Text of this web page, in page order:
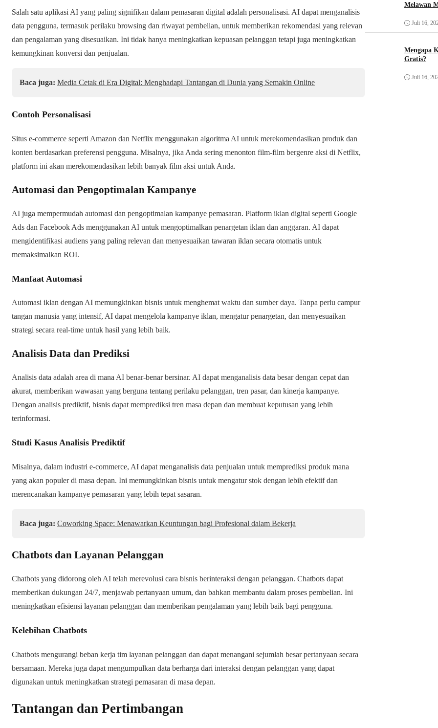
Salah satu aplikasi AI yang paling signifikan dalam pemasaran digital adalah personalisasi. AI dapat menganalisis
data pengguna, termasuk perilaku browsing dan riwayat pembelian, untuk memberikan rekomendasi yang relevan
dan pengalaman yang disesuaikan. Ini tidak hanya meningkatkan kepuasan pelanggan tetapi juga meningkatkan
kemungkinan konversi dan penjualan.
Baca juga: Media Cetak di Era Digital: Menghadapi Tantangan di Dunia yang Semakin Online
Contoh Personalisasi
Situs e-commerce seperti Amazon dan Netflix menggunakan algoritma AI untuk merekomendasikan produk dan
konten berdasarkan preferensi pengguna. Misalnya, jika Anda sering menonton film-film bergenre aksi di Netflix,
platform ini akan merekomendasikan lebih banyak film aksi untuk Anda.
Automasi dan Pengoptimalan Kampanye
AI juga mempermudah automasi dan pengoptimalan kampanye pemasaran. Platform iklan digital seperti Google
Ads dan Facebook Ads menggunakan AI untuk mengoptimalkan penargetan iklan dan anggaran. AI dapat
mengidentifikasi audiens yang paling relevan dan menyesuaikan tawaran iklan secara otomatis untuk
memaksimalkan ROI.
Manfaat Automasi
Automasi iklan dengan AI memungkinkan bisnis untuk menghemat waktu dan sumber daya. Tanpa perlu campur
tangan manusia yang intensif, AI dapat mengelola kampanye iklan, mengatur penargetan, dan menyesuaikan
strategi secara real-time untuk hasil yang lebih baik.
Analisis Data dan Prediksi
Analisis data adalah area di mana AI benar-benar bersinar. AI dapat menganalisis data besar dengan cepat dan
akurat, memberikan wawasan yang berguna tentang perilaku pelanggan, tren pasar, dan kinerja kampanye.
Dengan analisis prediktif, bisnis dapat memprediksi tren masa depan dan membuat keputusan yang lebih
terinformasi.
Studi Kasus Analisis Prediktif
Misalnya, dalam industri e-commerce, AI dapat menganalisis data penjualan untuk memprediksi produk mana
yang akan populer di masa depan. Ini memungkinkan bisnis untuk mengatur stok dengan lebih efektif dan
merencanakan kampanye pemasaran yang lebih tepat sasaran.
Baca juga: Coworking Space: Menawarkan Keuntungan bagi Profesional dalam Bekerja
Chatbots dan Layanan Pelanggan
Chatbots yang didorong oleh AI telah merevolusi cara bisnis berinteraksi dengan pelanggan. Chatbots dapat
memberikan dukungan 24/7, menjawab pertanyaan umum, dan bahkan membantu dalam proses pembelian. Ini
meningkatkan efisiensi layanan pelanggan dan memberikan pengalaman yang lebih baik bagi pengguna.
Kelebihan Chatbots
Chatbots mengurangi beban kerja tim layanan pelanggan dan dapat menangani sejumlah besar pertanyaan secara
bersamaan. Mereka juga dapat mengumpulkan data berharga dari interaksi dengan pelanggan yang dapat
digunakan untuk meningkatkan strategi pemasaran di masa depan.
Tantangan dan Pertimbangan
Melawan
Juli 16,
Mengapa
Gratis?
Juli 16,